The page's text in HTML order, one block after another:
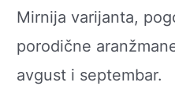
Mirnija varijanta,
porodične
avgust i septembar.